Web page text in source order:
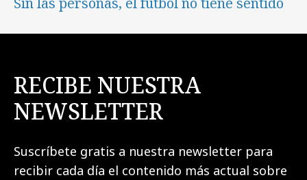
RECIBE NUESTRA
NEWSLETTER
Suscríbete gratis a nuestra newsletter para
recibir cada día el contenido más actual sobre